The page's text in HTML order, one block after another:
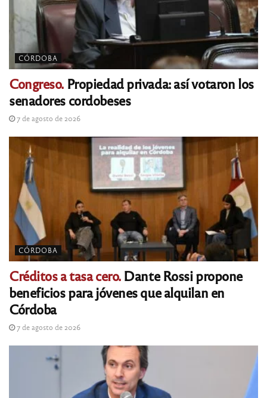
CÓRDOBA
Congreso. Propiedad privada: así votaron los
senadores cordobeses
7 de agosto de 2026
CÓRDOBA
Créditos a tasa cero.Dante Rossi propone
beneficios para jóvenes que alquilan en
Córdoba
7 de agosto de 2026